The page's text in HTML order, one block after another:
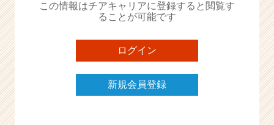
（C
e
r
C
この情報はチアキャリアに登録すると閲覧す
ることが可能です
ログイン
新規会員登録